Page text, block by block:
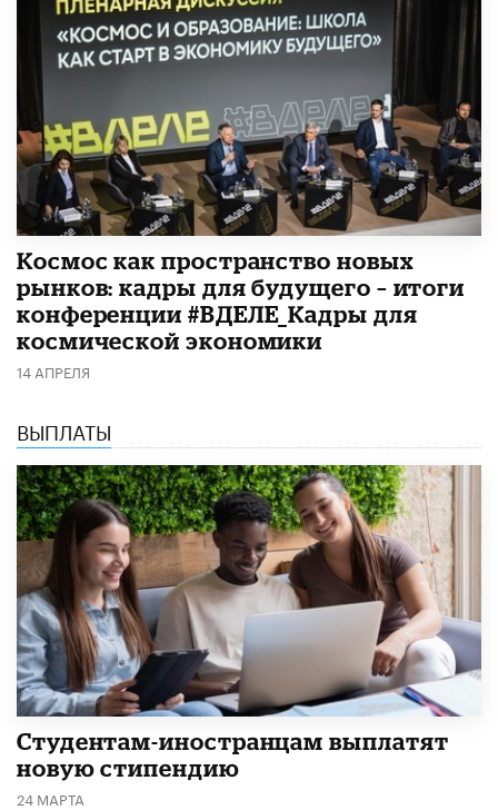
Космос как пространство новых
рынков: кадры для будущего – итоги
конференции #ВДЕЛЕ_Кадры для
космической экономики
14 АПРЕЛЯ
ВЫПЛАТЫ
Студентам-иностранцам выплатят
новую стипендию
24 МАРТА